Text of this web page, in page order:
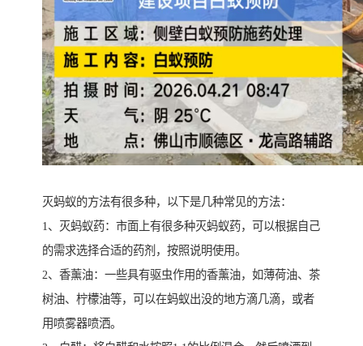
灭蚂蚁的方法有很多种，以下是几种常见的方法：
1、灭蚂蚁药：市面上有很多种灭蚂蚁药，可以根据自己
的需求选择合适的药剂，按照说明使用。
2、香薰油：一些具有驱虫作用的香薰油，如薄荷油、茶
树油、柠檬油等，可以在蚂蚁出没的地方滴几滴，或者
用喷雾器喷洒。